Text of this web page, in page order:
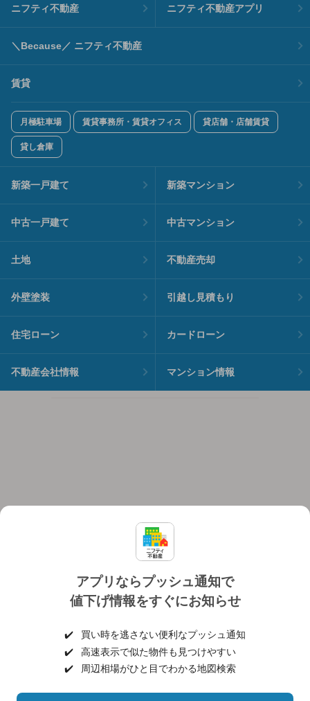
アプリならプッシュ通知で
値下げ情報をすぐにお知らせ
✔️
買い時を逃さない便利なプッシュ通知
✔️
高速表示で似た物件も見つけやすい
✔️
周辺相場がひと目でわかる地図検索
ニフティ不動産 ニフティ不動産アプリ
＼Because／ ニフティ不動産
賃貸
月極駐車場 賃貸事務所・賃貸オフィス 貸店舗・店舗賃貸
貸し倉庫
新築一戸建て 新築マンション
中古一戸建て 中古マンション
土地 不動産売却
外壁塗装 引越し見積もり
住宅ローン カードローン
不動産会社情報 マンション情報
個人情報保護ポリシー 利用規約
ヘルプ・お問い合わせ 採用情報